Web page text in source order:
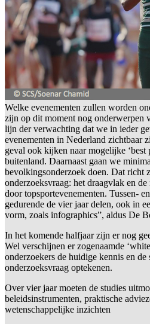
Welke evenementen zullen worden
zijn op dit moment nog onderwerpen
lijn der verwachting dat we in ieder
evenementen in Nederland
geval ook kijken naar mogelijke ‘best
buitenland. Daarnaast gaan we
bevolkingsonderzoek doen. Dat richt
onderzoeksvraag: het draagvlak en
door topsportevenementen. Tussen-
gedurende de vier jaar delen, ook in
vorm, zoals infographics”, aldus De
In het komende halfjaar zijn er nog
Wel verschijnen er zogenaamde
onderzoekers de huidige kennis en de
onderzoeksvraag optekenen.
Over vier jaar moeten de studies
beleidsinstrumenten, praktische
wetenschappelijke inzichten